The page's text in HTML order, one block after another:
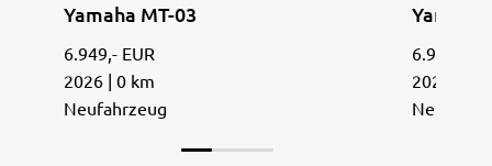
Yamaha MT-03
6.949,- EUR
2026 | 0 km
Neufahrzeug
Yamaha
6.949,-
2026 | 0